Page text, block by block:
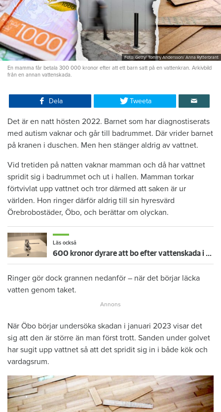
Foto: Getty/ Tommy Andersson/ Anna Rytterbrant
En mamma får betala 300 000 kronor efter att ett barn satt på en vattenkran. Arkivbild
från en annan vattenskada.
Dela Tweeta
Det är en natt hösten 2022. Barnet som har diagnostiserats
med autism vaknar och går till badrummet. Där vrider barnet
på kranen i duschen. Men hen stänger aldrig av vattnet.
Vid tretiden på natten vaknar mamman och då har vattnet
spridit sig i badrummet och ut i hallen. Mamman torkar
förtvivlat upp vattnet och tror därmed att saken är ur
världen. Hon ringer därför aldrig till sin hyresvärd
Örebrobostäder, Öbo, och berättar om olyckan.
Läs också
600 kronor dyrare att bo efter vattenskada i Varberg
Ringer gör dock grannen nedanför – när det börjar läcka
vatten genom taket.
När Öbo börjar undersöka skadan i januari 2023 visar det
sig att den är större än man först trott. Sanden under golvet
har sugit upp vattnet så att det spridit sig in i både kök och
vardagsrum.